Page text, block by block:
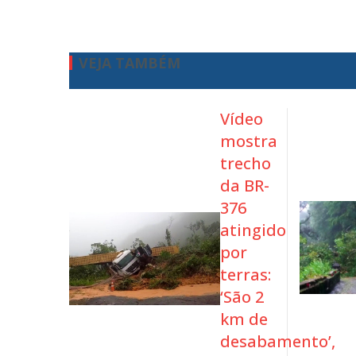
VEJA TAMBÉM
Vídeo
mostra
trecho
da BR-
376
atingido
por
terras:
‘São 2
km de
desabamento’,